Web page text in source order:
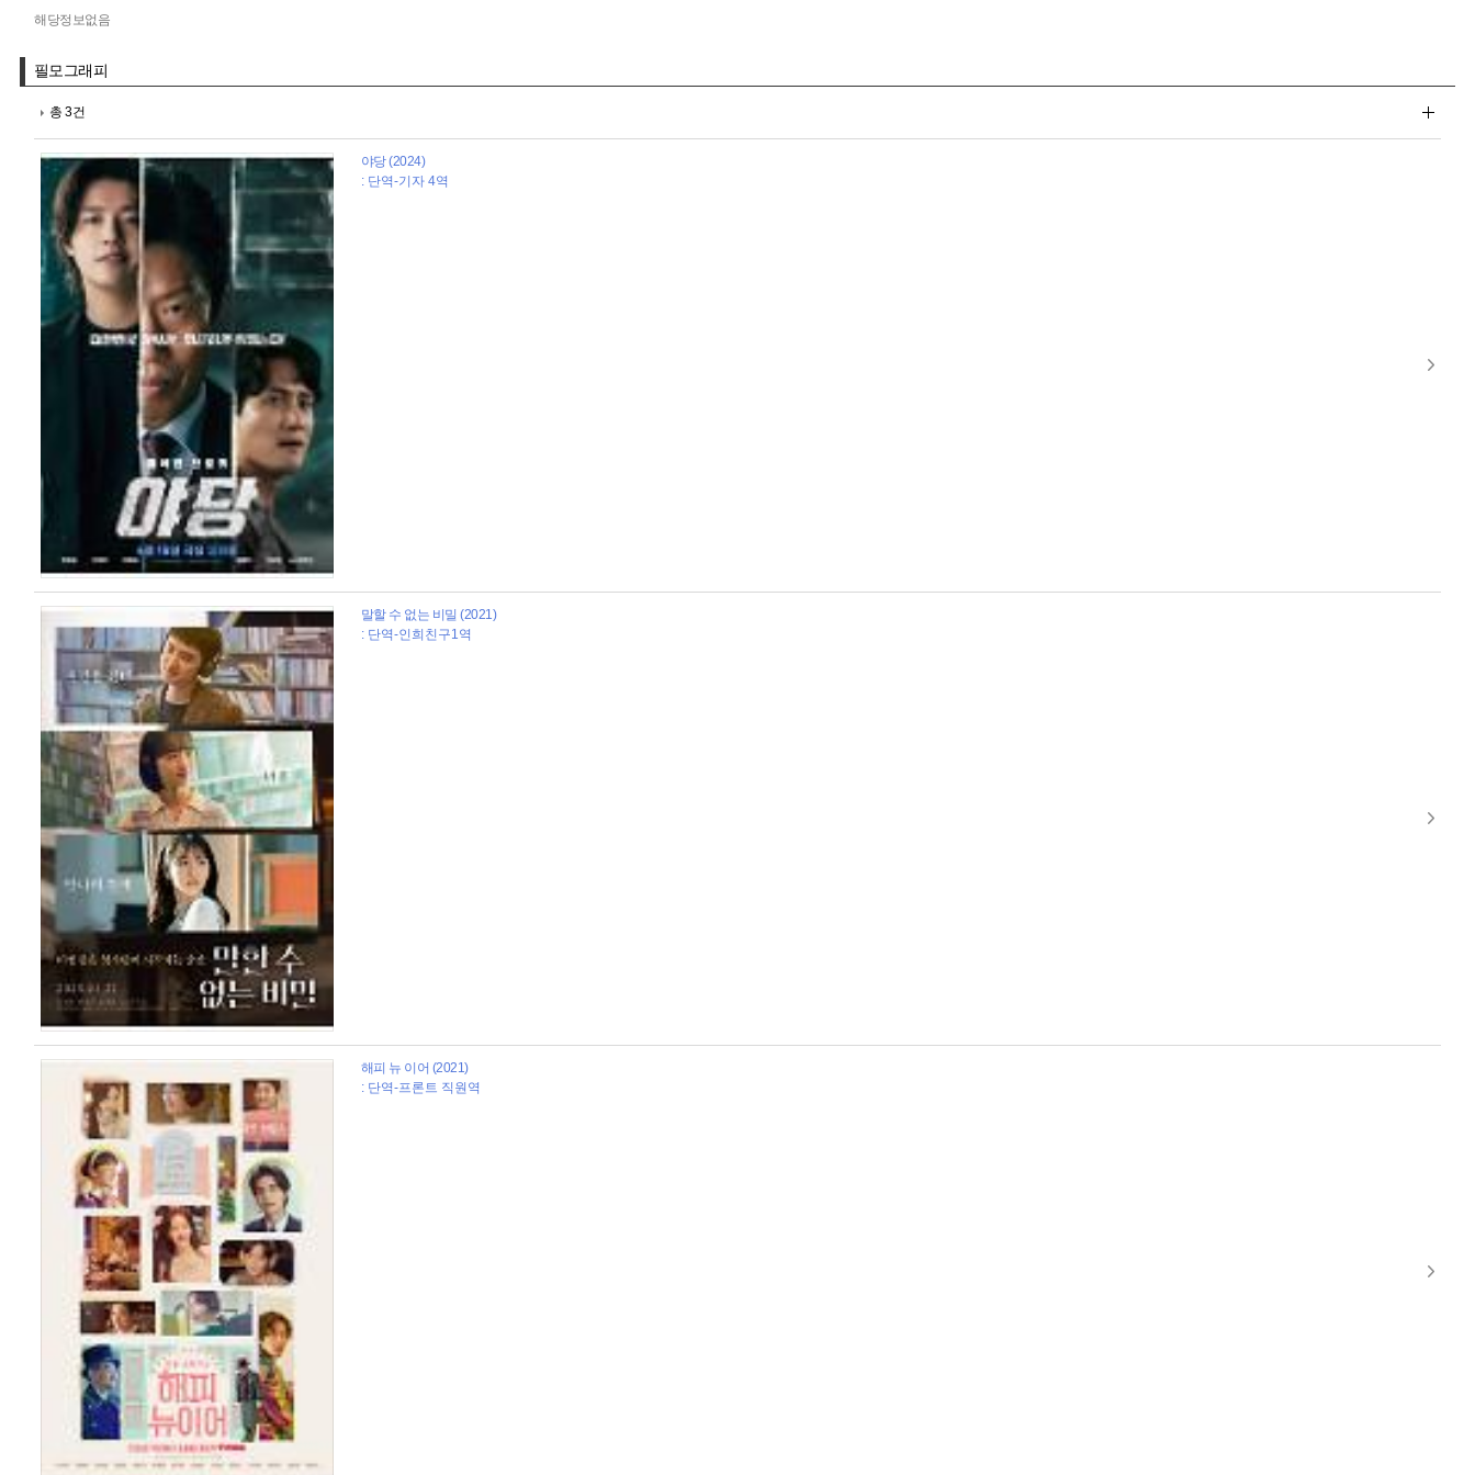
해당정보없음
필모그래피
총 3건
야당 (2024)
: 단역-기자 4역
말할 수 없는 비밀 (2021)
: 단역-인희친구1역
해피 뉴 이어 (2021)
: 단역-프론트 직원역